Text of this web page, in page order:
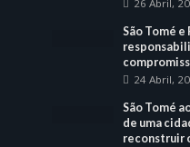
26 Abril,
São Tomé e
24 Abril,
São Tomé
de uma
reconstruir